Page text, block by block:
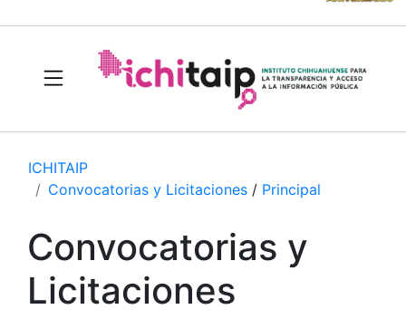
ICHITAIP
Convocatorias y Licitaciones / Principal
Convocatorias y
Licitaciones